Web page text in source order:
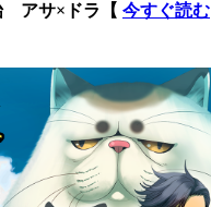
アサ×ドラ【 今すぐ読む